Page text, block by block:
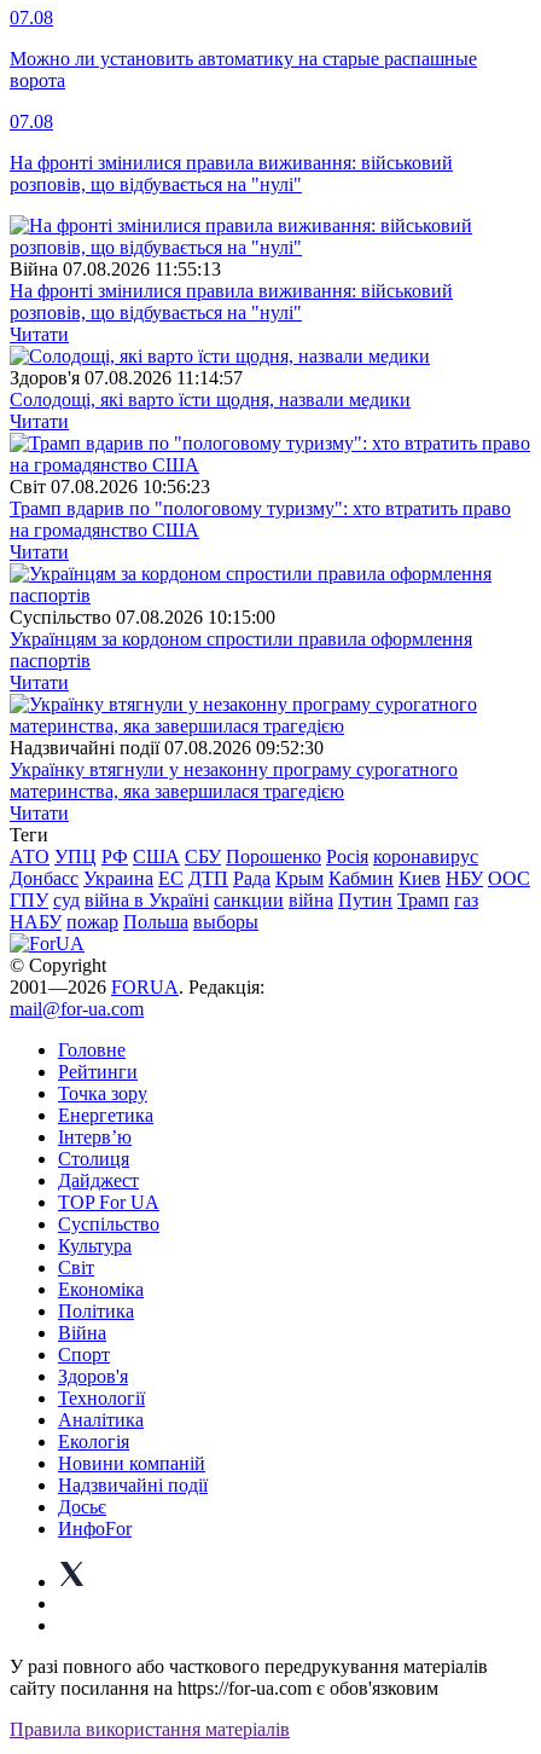
07.08
Можно ли установить автоматику на старые распашные
ворота
07.08
На фронті змінилися правила виживання: військовий
розповів, що відбувається на "нулі"
Війна 07.08.2026 11:55:13
На фронті змінилися правила виживання: військовий
розповів, що відбувається на "нулі"
Читати
Здоров'я 07.08.2026 11:14:57
Солодощі, які варто їсти щодня, назвали медики
Читати
Свiт 07.08.2026 10:56:23
Трамп вдарив по "пологовому туризму": хто втратить право
на громадянство США
Читати
Суспiльство 07.08.2026 10:15:00
Українцям за кордоном спростили правила оформлення
паспортів
Читати
Надзвичайні події 07.08.2026 09:52:30
Українку втягнули у незаконну програму сурогатного
материнства, яка завершилася трагедією
Читати
Теги
АТО УПЦ РФ США СБУ Порошенко Росія коронавирус
Донбасс Украина ЕС ДТП Рада Крым Кабмин Киев НБУ ООС
ГПУ суд війна в Україні санкции війна Путин Трамп газ
НАБУ пожар Польша выборы
© Copyright
2001—2026 FORUA. Редакція:
mail@for-ua.com
Головне
Рейтинги
Точка зору
Енергетика
Інтерв’ю
Столиця
Дайджест
TOP For UA
Суспiльство
Культура
Світ
Економіка
Політика
Війна
Спорт
Здоров'я
Технології
Аналітика
Екологія
Новини компаній
Надзвичайні події
Досьє
ИнфоFor
У разі повного або часткового передрукування матеріалів
сайту посилання на https://for-ua.com є обов'язковим
Правила використання матеріалів